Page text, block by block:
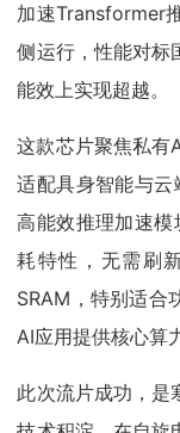
加速Transformer
侧运行，性能对标
能效上实现超越。
这款芯片聚焦私有
适配具身智能与
高能效推理加速
耗特性，无需刷
SRAM，特别适合
AI应用提供核心算
此次流片成功，是